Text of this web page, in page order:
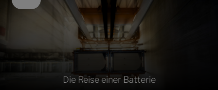
Die Reise einer Batterie